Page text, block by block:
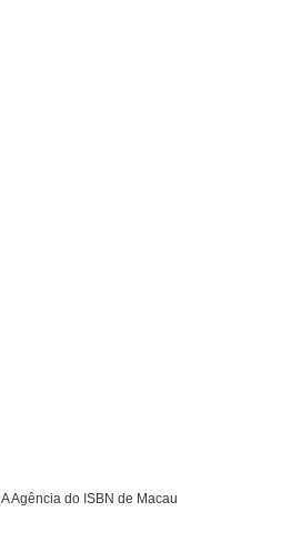
A Agência do ISBN de Macau